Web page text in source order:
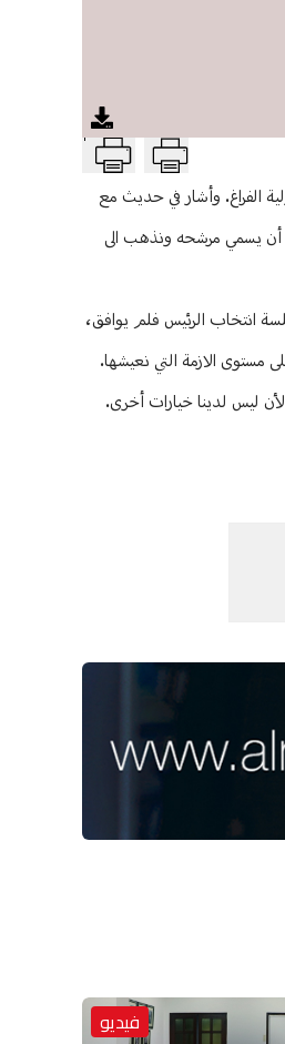
T
الفراغ. وأشار في حديث مع
أن يسمي مرشحه ونذهب الى
انتخاب الرئيس فلم يوافق،
مستوى الازمة التي نعيشها.
ليس لدينا خيارات أخرى.
فيديو